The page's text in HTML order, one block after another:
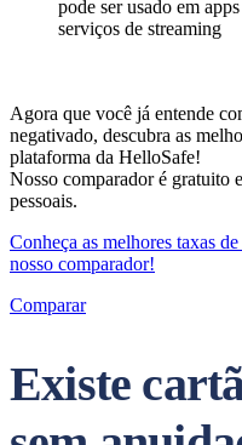
pode ser usado em
serviços de streaming
Agora que você já entende
negativado, descubra as
plataforma da HelloSafe!
Nosso comparador é gratuito
pessoais.
Conheça as melhores taxas
nosso comparador!
Comparar
Existe